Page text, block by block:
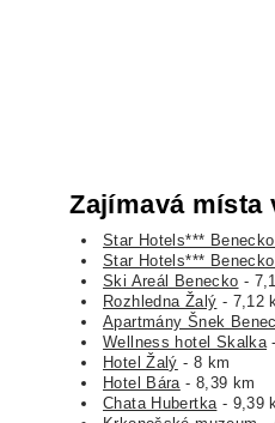
Zajímavá místa
Star Hotels***
Star Hotels***
Ski Areál Benecko -
Rozhledna Žalý - 7,12
Apartmány Šnek
Wellness hotel Skalka
Hotel Žalý - 8 km
Hotel Bára- 8,39 km
Chata Hubertka- 9,39